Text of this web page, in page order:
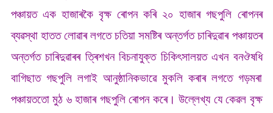
পঞ্চায়ত এক হাজাৰকৈ বৃক্ষ ৰোপন কৰি ২০ হাজাৰ গছপুলি ৰোপনৰ
ব্যৱস্থা হাতত লোৱাৰ লগতে চতিয়া সমষ্টিৰ অন্তৰ্গত চাৰিদুৱাৰ পঞ্চায়তৰ
অন্তৰ্গত চাৰিদুৱাৰৰ ত্ৰিশখন বিচনাযুক্ত চিকিৎসালয়ত এখন বনঔষধি
বাগিছাত গছপুলি লগাই আনুষ্ঠানিকভাৱে মুকলি কৰাৰ লগতে গড়মৰা
পঞ্চায়ততো মুঠ ৬ হাজাৰ গছপুলি ৰোপন কৰে। উল্লেখ্য যে কেৱল বৃক্ষ